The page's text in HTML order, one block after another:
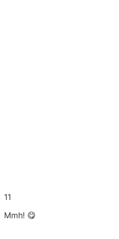
11
Mmh! 😋